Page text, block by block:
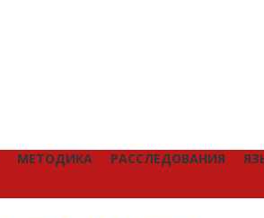
МЕТОДИКА РАССЛЕДОВАНИЯ